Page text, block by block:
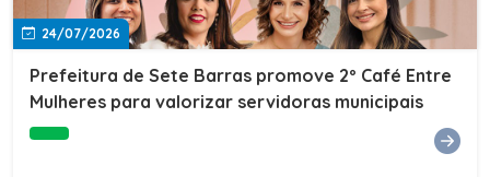
24/07/2026
Prefeitura de Sete Barras promove 2º Café Entre
Mulheres para valorizar servidoras municipais